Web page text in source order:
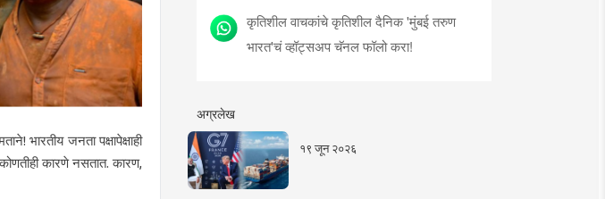
भारतीय जनता पक्षापेक्षाही
कारणे नसतात. कारण,
कृतिशील वाचकांचे कृतिशील दैनिक 'मुंबई तरुण
भारत'चं व्हॉट्सअप चॅनल फॉलो करा!
अग्रलेख
१९ जून २०२६